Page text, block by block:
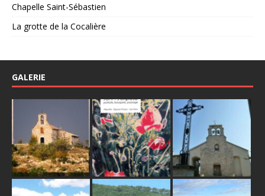
Chapelle Saint-Sébastien
La grotte de la Cocalière
GALERIE